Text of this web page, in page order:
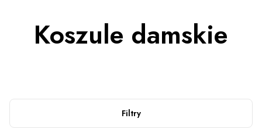
Koszule damskie
Filtry